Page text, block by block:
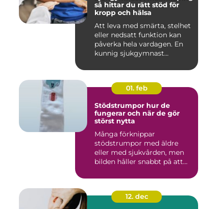
så hittar du rätt stöd för
kropp och hälsa
Att leva med smärta, stelhet
eller nedsatt funktion kan
påverka hela vardagen. En
kunnig sjukgymnast...
01. feb
Stödstrumpor hur de
fungerar och när de gör
störst nytta
Många förknippar
stödstrumpor med äldre
eller med sjukvården, men
bilden håller snabbt på att
12. dec